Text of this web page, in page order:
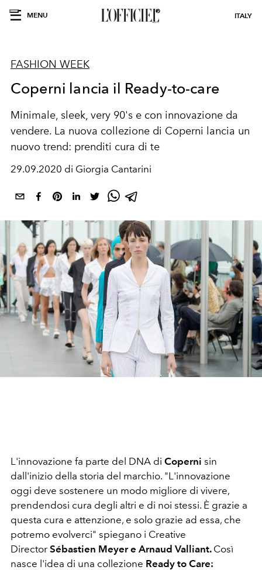
MENU ITALY
FASHION WEEK
Coperni lancia il Ready-to-care
Minimale, sleek, very 90's e con innovazione da
vendere. La nuova collezione di Coperni lancia un
nuovo trend: prenditi cura di te
29.09.2020 di Giorgia Cantarini
L'innovazione fa parte del DNA di Coperni sin
dall'inizio della storia del marchio. "L'innovazione
oggi deve sostenere un modo migliore di vivere,
prendendosi cura degli altri e di noi stessi. È grazie a
questa cura e attenzione, e solo grazie ad essa, che
potremo evolverci" spiegano i Creative
Director Sébastien Meyer e Arnaud Valliant. Così
nasce l'idea di una collezione Ready to Care: